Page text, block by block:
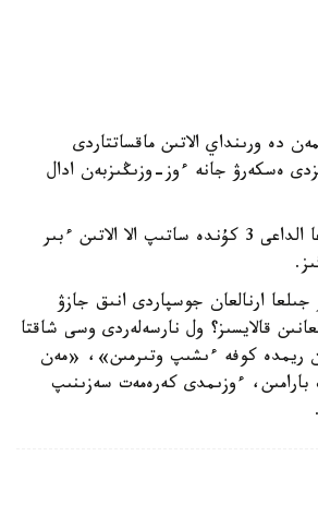
دە ورىنداي الاتىن ماقساتتاردى
ەسكەرۋ جانە ءوز-وزىڭىزبەن ادال
ەكىنشى ەرەجە: كارتاعا الداعى 3 كۇندە ساتىپ الا الاتىن ءبىر
ارنالعان جوسپاردى انىق جازۋ
قالايسىز؟ ول نارسەلەردى وسى شاقتا
ريمدە كوفە ءىشىپ وتىرمىن»، «مەن
ءوزىمدى كەرەمەت سەزىنىپ